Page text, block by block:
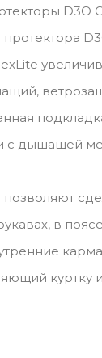
D3O
с дышащей
в
куртку